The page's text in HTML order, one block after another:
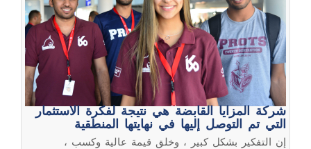
شركة المزايا القابضة هي نتيجة لفكرة الاستثمار
التي تم التوصل إليها في نهايتها المنطقية
إن التفكير بشكل كبير ، وخلق قيمة عالية وكسب ،